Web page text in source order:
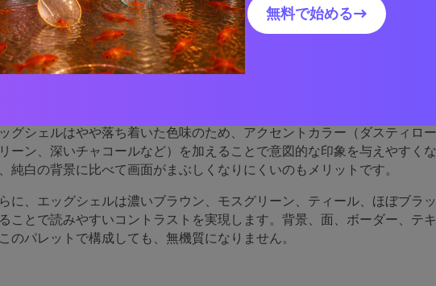
のか
グシェルは、鮮やかなホワイトとクリーミーベージュの中間に位置し、明
グシェルはやや落ち着いた色味のため、アクセントカラー（ダスティロ
ーン、深いチャコールなど）を加えることで意図的な印象を与えやすく
純白の背景に比べて画面がまぶしくなりにくいのもメリットです。
に、エッグシェルは濃いブラウン、モスグリーン、ティール、ほぼブラ
ことで読みやすいコントラストを実現します。背景、面、ボーダー、テ
のパレットで構成しても、無機質になりません。
無料で始める→